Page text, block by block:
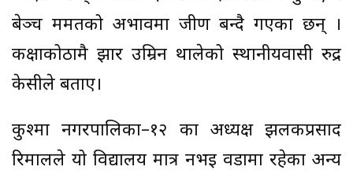
बेञ्च मर्मतको अभावमा जीर्ण बन्दै गएका छन् ।
कक्षाकोठामै झार उम्रिन थालेको स्थानीयवासी रुद्र
केसीले बताए।
कुश्मा नगरपालिका–१२ का अध्यक्ष झलकप्रसाद
रिमालले यो विद्यालय मात्र नभई वडामा रहेका अन्य